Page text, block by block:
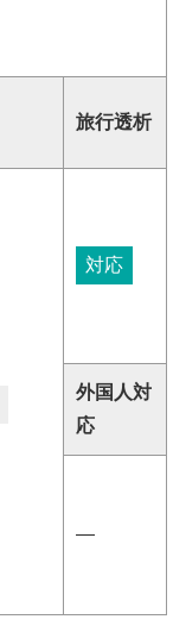
旅行透析
対応
外国人対
応
―